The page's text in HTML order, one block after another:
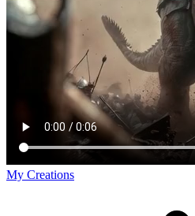
My Creations